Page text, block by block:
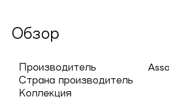
Обзор
Производитель
Страна производитель
Коллекция